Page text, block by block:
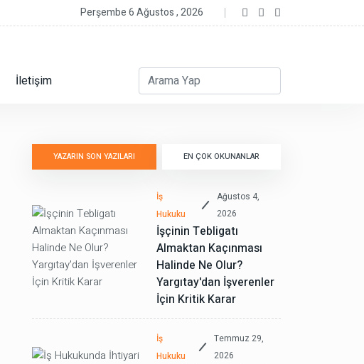
Perşembe 6 Ağustos , 2026
İletişim
YAZARIN SON YAZILARI EN ÇOK OKUNANLAR
İş
Hukuku
Ağustos 4,
2026
İşçinin Tebligatı
Almaktan Kaçınması
Halinde Ne Olur?
Yargıtay'dan İşverenler
İçin Kritik Karar
İş
Hukuku
Temmuz 29,
2026